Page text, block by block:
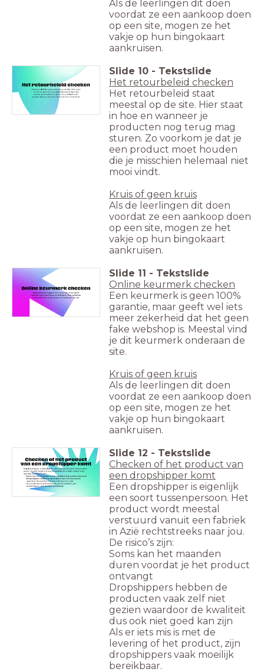
Als de leerlingen dit doen
voordat ze een aankoop doen
op een site, mogen ze het
vakje op hun bingokaart
aankruisen.
Slide 10 - Tekstslide
Het retourbeleid checken
Het retourbeleid staat
meestal op de site. Hier staat
in hoe en wanneer je
producten nog terug mag
sturen. Zo voorkom je dat je
een product moet houden
die je misschien helemaal niet
mooi vindt.
Kruis of geen kruis
Als de leerlingen dit doen
voordat ze een aankoop doen
op een site, mogen ze het
vakje op hun bingokaart
aankruisen.
Slide 11 - Tekstslide
Online keurmerk checken
Een keurmerk is geen 100%
garantie, maar geeft wel iets
meer zekerheid dat het geen
fake webshop is. Meestal vind
je dit keurmerk onderaan de
site.
Kruis of geen kruis
Als de leerlingen dit doen
voordat ze een aankoop doen
op een site, mogen ze het
vakje op hun bingokaart
aankruisen.
Slide 12 - Tekstslide
Checken of het product van
een dropshipper komt
Een dropshipper is eigenlijk
een soort tussenpersoon. Het
product wordt meestal
verstuurd vanuit een fabriek
in Azië rechtstreeks naar jou.
De risico’s zijn:
Soms kan het maanden
duren voordat je het product
ontvangt
Dropshippers hebben de
producten vaak zelf niet
gezien waardoor de kwaliteit
dus ook niet goed kan zijn
Als er iets mis is met de
levering of het product, zijn
dropshippers vaak moeilijk
bereikbaar.